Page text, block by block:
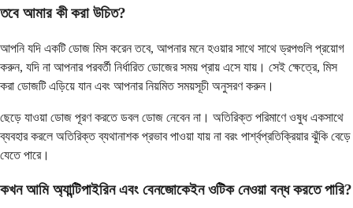
তবে আমার কী করা উচিত?
আপনি যদি একটি ডোজ মিস করেন তবে, আপনার মনে হওয়ার সাথে সাথে ড্রপগুলি প্রয়োগ
করুন, যদি না আপনার পরবর্তী নির্ধারিত ডোজের সময় প্রায় এসে যায়। সেই ক্ষেত্রে, মিস
করা ডোজটি এড়িয়ে যান এবং আপনার নিয়মিত সময়সূচী অনুসরণ করুন।
ছেড়ে যাওয়া ডোজ পূরণ করতে ডবল ডোজ নেবেন না। অতিরিক্ত পরিমাণে ওষুধ একসাথে
ব্যবহার করলে অতিরিক্ত ব্যথানাশক প্রভাব পাওয়া যায় না বরং পার্শ্বপ্রতিক্রিয়ার ঝুঁকি বেড়ে
যেতে পারে।
কখন আমি অ্যান্টিপাইরিন এবং বেনজোকেইন ওটিক নেওয়া বন্ধ করতে পারি?